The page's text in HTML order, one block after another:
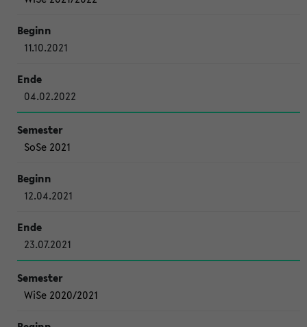
11.10.2021
04.02.2022
SoSe 2021
12.04.2021
23.07.2021
WiSe 2020/2021